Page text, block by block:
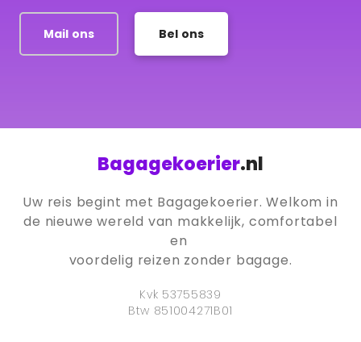
Mail ons Bel ons
Bagagekoerier.nl
Uw reis begint met Bagagekoerier. Welkom in
de nieuwe wereld van makkelijk, comfortabel
en
voordelig reizen zonder bagage.
Kvk 53755839
Btw 851004271B01